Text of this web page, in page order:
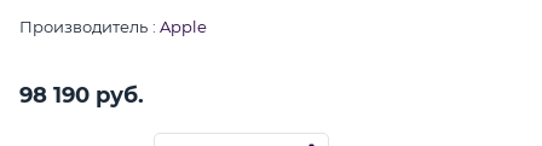
Производитель : Apple
98 190 руб.